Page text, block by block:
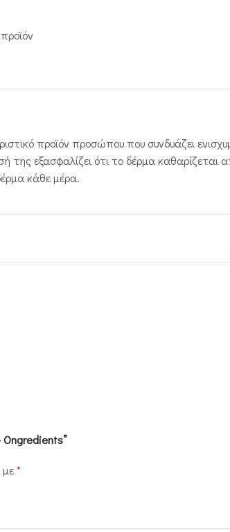
προϊόν προσώπου που συνδυάζει
της εξασφαλίζει ότι το δέρμα
κάθε μέρα.
Ongredients”
*